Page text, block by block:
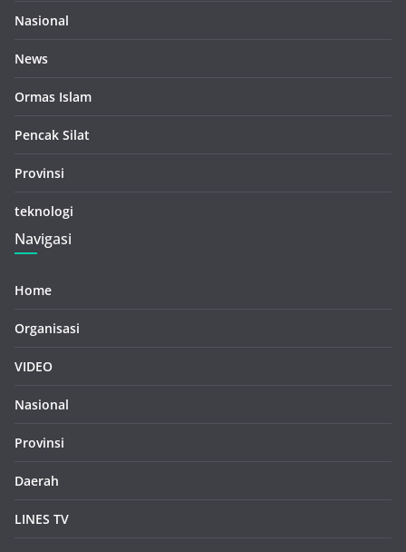
Nasional
News
Ormas Islam
Pencak Silat
Provinsi
teknologi
Navigasi
Home
Organisasi
VIDEO
Nasional
Provinsi
Daerah
LINES TV